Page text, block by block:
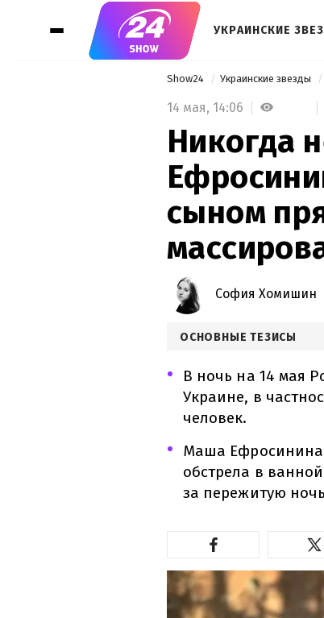
УКРАИНСКИЕ
Show24 Украинские звезды
14 мая, 14:06
Никогда
сыном
София Хомишин
ОСНОВНЫЕ ТЕЗИСЫ
В ночь на 14 мая
Украине, в
человек.
Маша Ефросинина
обстрела в
за пережитую